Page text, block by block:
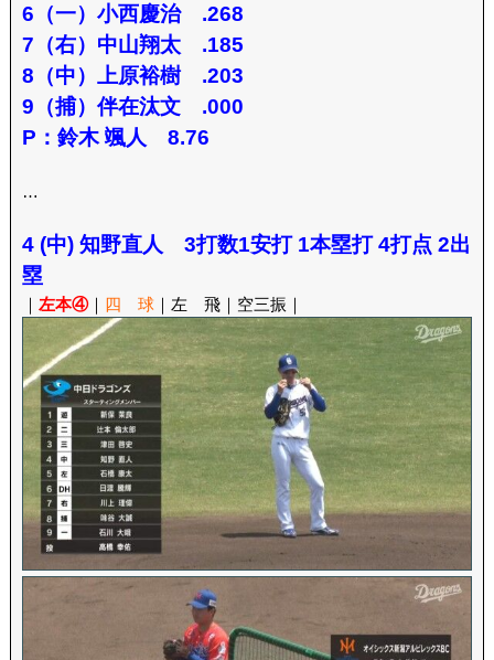
6（一）小西慶治 .268
7（右）中山翔太 .185
8（中）上原裕樹 .203
9（捕）伴在汰文 .000
P：鈴木 颯人 8.76
…
4 (中) 知野直人 3打数1安打 1本塁打 4打点 2出
塁
｜ 左本④｜ 四 球｜左 飛｜空三振｜